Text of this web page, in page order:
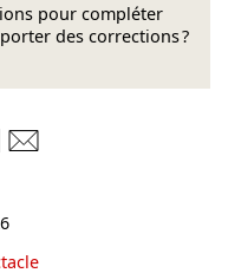
pour compléter
des corrections ?
LinkedIn
sur Mastodon
sur Bluesky
Partager sur Facebook